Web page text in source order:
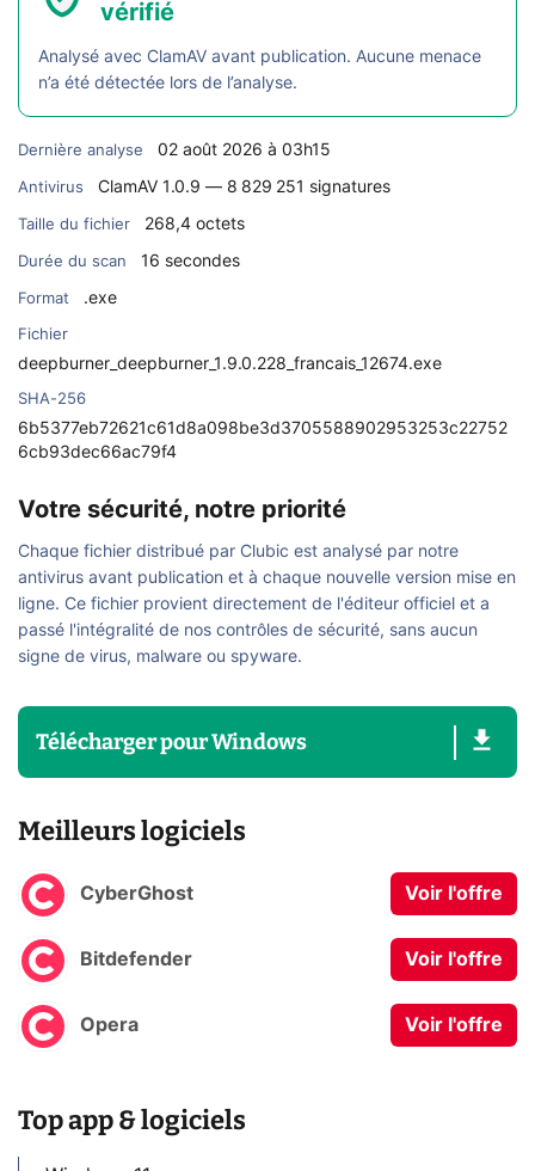
vérifié
Analysé avec ClamAV avant publication. Aucune menace
n’a été détectée lors de l’analyse.
Dernière analyse 02 août 2026 à 03h15
Antivirus ClamAV 1.0.9 — 8 829 251 signatures
Taille du fichier 268,4 octets
Durée du scan 16 secondes
Format .exe
Fichier
deepburner_deepburner_1.9.0.228_francais_12674.exe
SHA-256
6b5377eb72621c61d8a098be3d3705588902953253c22752
6cb93dec66ac79f4
Votre sécurité, notre priorité
Chaque fichier distribué par Clubic est analysé par notre
antivirus avant publication et à chaque nouvelle version mise en
ligne. Ce fichier provient directement de l'éditeur officiel et a
passé l'intégralité de nos contrôles de sécurité, sans aucun
signe de virus, malware ou spyware.
TéléchargerpourWindows
Meilleurs logiciels
CyberGhost Voir l'offre
Bitdefender Voir l'offre
Opera Voir l'offre
Top app & logiciels